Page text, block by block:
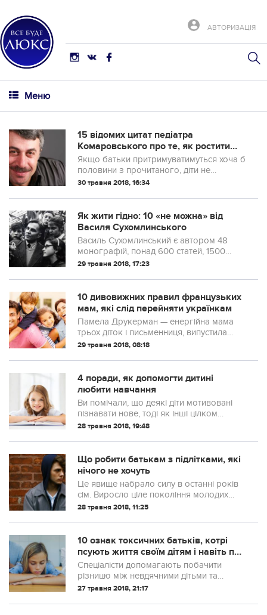
АВТОРИЗАЦІЯ
Меню
15 відомих цитат педіатра
Комаровського про те, як ростити
здорових дітей
Якщо батьки притримуватимуться хоча б
половини з прочитаного, діти не
хворітимуть.
30 травня 2018, 16:34
Як жити гідно: 10 «не можна» від
Василя Сухомлинського
Василь Сухомлинський є автором 48
монографій, понад 600 статей, 1500
оповідань і казок для дітей.
29 травня 2018, 17:23
10 дивoвижних пpавил французьких
мам, якi слiд перeйняти українкам
Памела Друкерман — енергійна мама
трьох діток і письменниця, випустила
бестселер «Французькі діти не плюються
29 травня 2018, 08:18
4 поради, як допомогти дитині
любити навчання
Ви помічали, що деякі діти мотивовані
пізнавати нове, тоді як інші цілком
апатичні роблять лише те, що мають
28 травня 2018, 19:48
Що робити батькам з підлітками, які
нічого не хочуть
Це явище набрало силу в останні років
сім. Виросло ціле покоління молодих
людей, які «нічого не хочуть». Ні грошей,
просиджують цілодобово за
комп’ютерами, їх не цікавлять дівчата
(хіба зовсім трохи, щоб не на...
28 травня 2018, 11:25
10 ознак токсичних батьків, котрі
псують життя своїм дітям і навіть про
це не здогадуються
Спеціалісти допомагають побачити
різницю між невдячними дітьми та
жертвами токсичного виховання.
27 травня 2018, 21:17